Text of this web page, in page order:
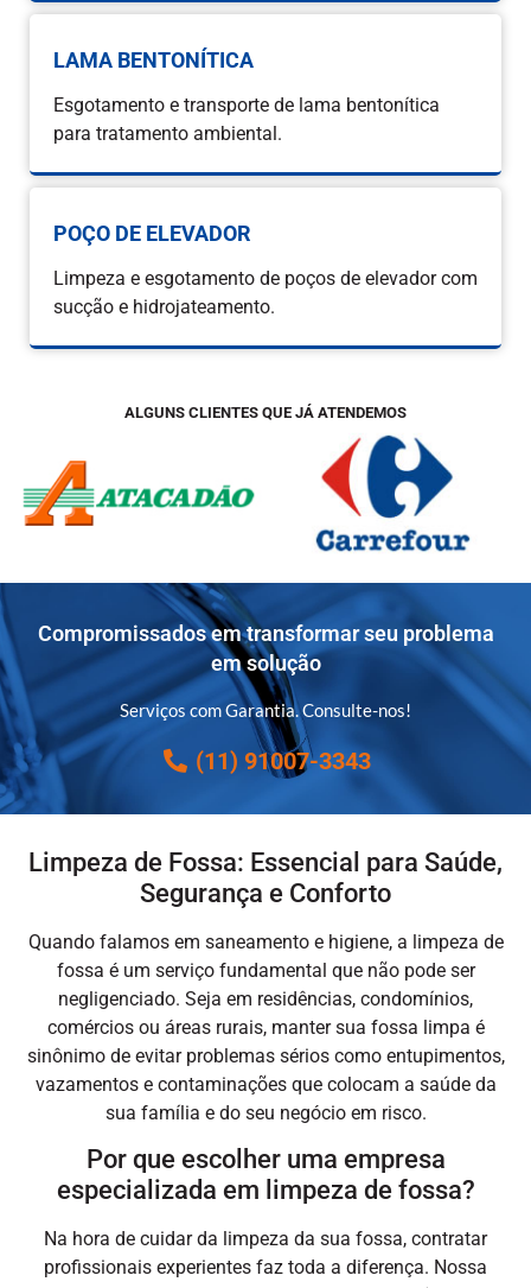
LAMA BENTONÍTICA
Esgotamento e transporte de lama bentonítica
para tratamento ambiental.
POÇO DE ELEVADOR
Limpeza e esgotamento de poços de elevador com
sucção e hidrojateamento.
ALGUNS CLIENTES QUE JÁ ATENDEMOS
Compromissados em transformar seu problema
em solução
Serviços com Garantia. Consulte-nos!
(11) 91007-3343
Limpeza de Fossa: Essencial para Saúde,
Segurança e Conforto
Quando falamos em saneamento e higiene, a limpeza de
fossa é um serviço fundamental que não pode ser
negligenciado. Seja em residências, condomínios,
comércios ou áreas rurais, manter sua fossa limpa é
sinônimo de evitar problemas sérios como entupimentos,
vazamentos e contaminações que colocam a saúde da
sua família e do seu negócio em risco.
Por que escolher uma empresa
especializada em limpeza de fossa?
Na hora de cuidar da limpeza da sua fossa, contratar
profissionais experientes faz toda a diferença. Nossa